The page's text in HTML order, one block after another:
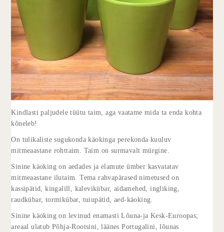
Kindlasti paljudele tüütu taim, aga vaatame mida ta enda kohta
kõneleb!
On tulikaliste sugukonda käokinga perekonda kuuluv
mitmeaastane rohttaim. Taim on surmavalt mürgine.
Sinine käoking on aedades ja elamute ümber kasvatatav
mitmeaastane ilutaim. Tema rahvapärased nimetused on
kassipätid, kingalill, kalevikübar, aidamehed, ingliking,
raudkübar, tormikübar, tuiupätid, aed-käoking.
Sinine käoking on levinud enamasti Lõuna-ja Kesk-Euroopas;
areaal ulatub Põhja-Rootsini, läänes Portugalini, lõunas